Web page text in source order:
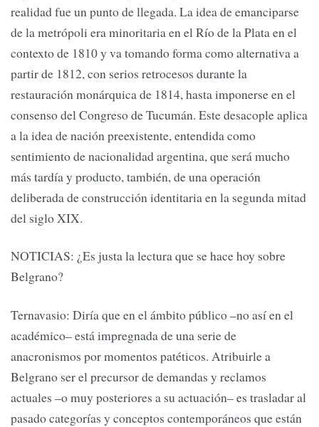
realidad fue un punto de llegada. La idea de emanciparse
de la metrópoli era minoritaria en el Río de la Plata en el
contexto de 1810 y va tomando forma como alternativa a
partir de 1812, con serios retrocesos durante la
restauración monárquica de 1814, hasta imponerse en el
consenso del Congreso de Tucumán. Este desacople aplica
a la idea de nación preexistente, entendida como
sentimiento de nacionalidad argentina, que será mucho
más tardía y producto, también, de una operación
deliberada de construcción identitaria en la segunda mitad
del siglo XIX.
NOTICIAS: ¿Es justa la lectura que se hace hoy sobre
Belgrano?
Ternavasio: Diría que en el ámbito público –no así en el
académico– está impregnada de una serie de
anacronismos por momentos patéticos. Atribuirle a
Belgrano ser el precursor de demandas y reclamos
actuales –o muy posteriores a su actuación– es trasladar al
pasado categorías y conceptos contemporáneos que están